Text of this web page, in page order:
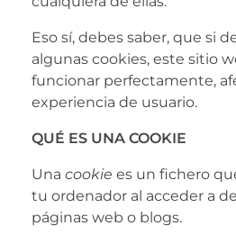
Eso sí, debes saber, que si
algunas cookies, este sitio
funcionar perfectamente,
experiencia de usuario.
QUÉ ES UNA COOKIE
Una cookie es un fichero
tu ordenador al acceder a
páginas web o blogs.